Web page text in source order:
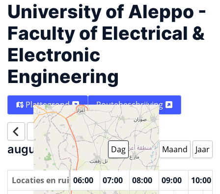
University of Aleppo -
Faculty of Electrical &
Electronic
Engineering
Plattegrond Routebeschrijving
Vandaag
augustus 8 2026 Dag Week Maand Jaar
Locaties en ruimtes
04:00 05:00 06:00 07:00 08:00 09:00
10:00